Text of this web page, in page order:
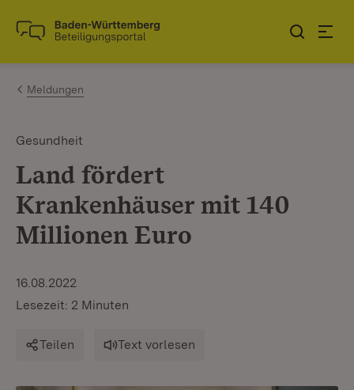
Zum Inhalt springen
Link zur Startseite
Meldungen
Gesundheit
Land fördert
Krankenhäuser mit 140
Millionen Euro
16.08.2022
Lesezeit: 2 Minuten
Teilen Text vorlesen